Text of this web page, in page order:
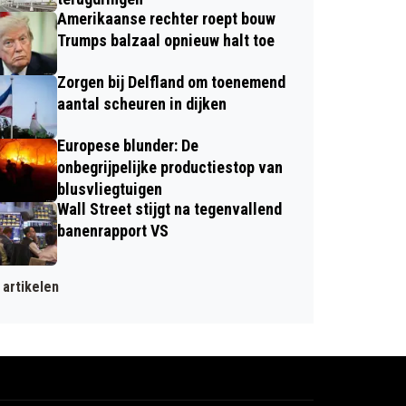
Amerikaanse rechter roept bouw
Trumps balzaal opnieuw halt toe
Zorgen bij Delfland om toenemend
aantal scheuren in dijken
Europese blunder: De
onbegrijpelijke productiestop van
blusvliegtuigen
Wall Street stijgt na tegenvallend
banenrapport VS
artikelen